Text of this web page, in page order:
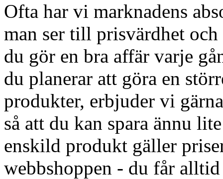
Ofta har vi marknadens
man ser till prisvärdhet
du gör en bra affär varje
du planerar att göra en
produkter, erbjuder vi
så att du kan spara ännu
enskild produkt gäller
webbshoppen - du får